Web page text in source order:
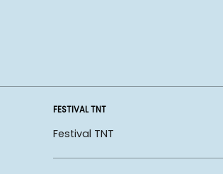
FESTIVAL TNT
Festival TNT